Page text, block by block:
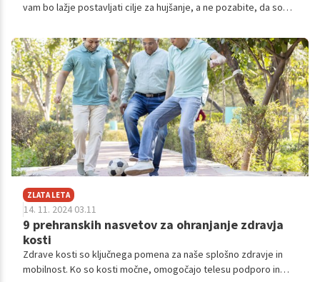
vam bo lažje postavljati cilje za hujšanje, a ne pozabite, da so
ZLATA LETA
14. 11. 2024 03.11
9 prehranskih nasvetov za ohranjanje zdravja
kosti
Zdrave kosti so ključnega pomena za naše splošno zdravje in
mobilnost. Ko so kosti močne, omogočajo telesu podporo in